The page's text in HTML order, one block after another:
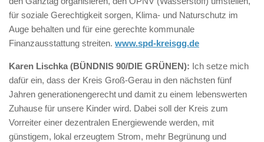
für soziale Gerechtigkeit sorgen, Klima- und Naturschutz im
Auge behalten und für eine gerechte kommunale
Finanzausstattung streiten. www.spd-kreisgg.de
Karen Lischka (BÜNDNIS 90/DIE GRÜNEN): Ich setze mich
dafür ein, dass der Kreis Groß-Gerau in den nächsten fünf
Jahren generationengerecht und damit zu einem lebenswerten
Zuhause für unsere Kinder wird. Dabei soll der Kreis zum
Vorreiter einer dezentralen Energiewende werden, mit
günstigem, lokal erzeugtem Strom, mehr Begrünung und